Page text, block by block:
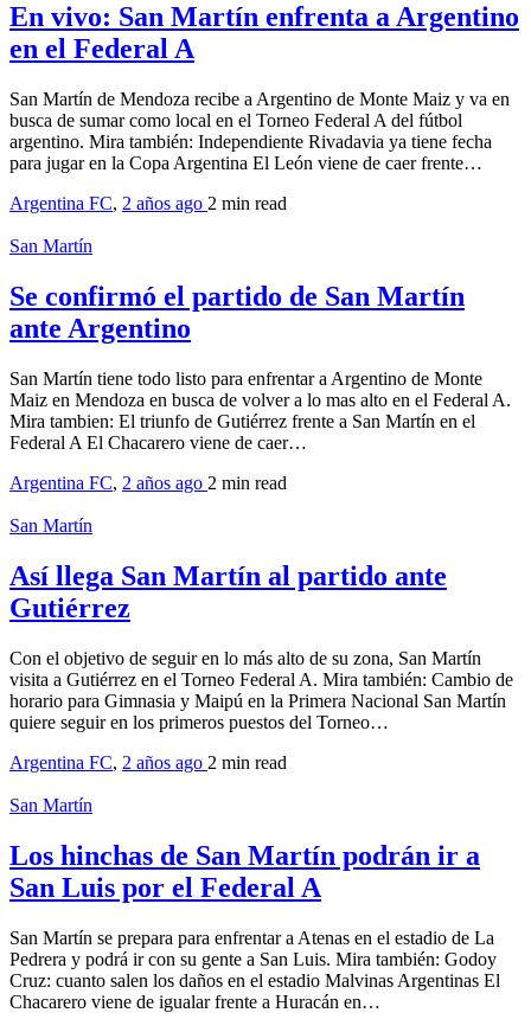
En vivo: San Martín enfrenta a Argentino
en el Federal A
San Martín de Mendoza recibe a Argentino de Monte Maiz y va en
busca de sumar como local en el Torneo Federal A del fútbol
argentino. Mira también: Independiente Rivadavia ya tiene fecha
para jugar en la Copa Argentina El León viene de caer frente…
Argentina FC, 2 años ago 2 min read
San Martín
Se confirmó el partido de San Martín
ante Argentino
San Martín tiene todo listo para enfrentar a Argentino de Monte
Maiz en Mendoza en busca de volver a lo mas alto en el Federal A.
Mira tambien: El triunfo de Gutiérrez frente a San Martín en el
Federal A El Chacarero viene de caer…
Argentina FC, 2 años ago 2 min read
San Martín
Así llega San Martín al partido ante
Gutiérrez
Con el objetivo de seguir en lo más alto de su zona, San Martín
visita a Gutiérrez en el Torneo Federal A. Mira también: Cambio de
horario para Gimnasia y Maipú en la Primera Nacional San Martín
quiere seguir en los primeros puestos del Torneo…
Argentina FC, 2 años ago 2 min read
San Martín
Los hinchas de San Martín podrán ir a
San Luis por el Federal A
San Martín se prepara para enfrentar a Atenas en el estadio de La
Pedrera y podrá ir con su gente a San Luis. Mira también: Godoy
Cruz: cuanto salen los daños en el estadio Malvinas Argentinas El
Chacarero viene de igualar frente a Huracán en…